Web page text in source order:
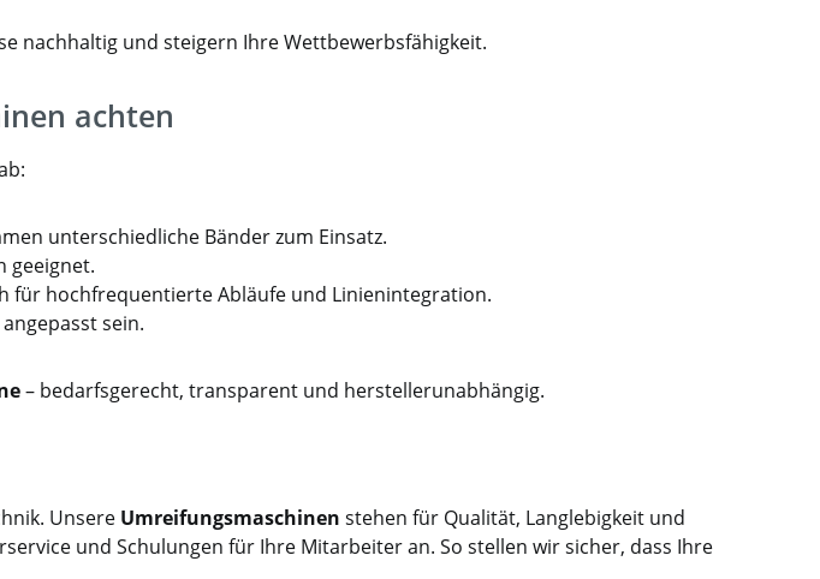
nachhaltig und steigern Ihre Wettbewerbsfähigkeit.
achten
unterschiedliche Bänder zum Einsatz.
geeignet.
für hochfrequentierte Abläufe und Linienintegration.
sein.
– bedarfsgerecht, transparent und herstellerunabhängig.
Unsere Umreifungsmaschinen stehen für Qualität, Langlebigkeit und
und Schulungen für Ihre Mitarbeiter an. So stellen wir sicher, dass Ihre